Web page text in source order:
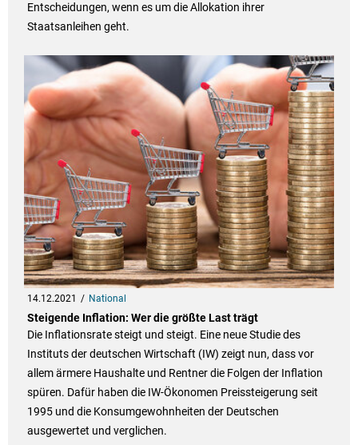
Entscheidungen, wenn es um die Allokation ihrer
Staatsanleihen geht.
14.12.2021 National
Steigende Inflation: Wer die größte Last trägt
Die Inflationsrate steigt und steigt. Eine neue Studie des
Instituts der deutschen Wirtschaft (IW) zeigt nun, dass vor
allem ärmere Haushalte und Rentner die Folgen der Inflation
spüren. Dafür haben die IW-Ökonomen Preissteigerung seit
1995 und die Konsumgewohnheiten der Deutschen
ausgewertet und verglichen.